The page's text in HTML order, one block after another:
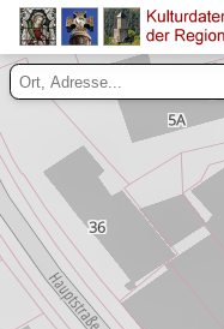
Suche
Inhalte